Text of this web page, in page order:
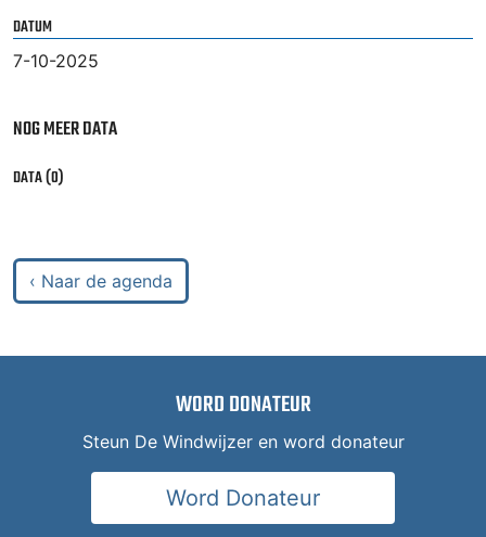
DATUM
7-10-2025
NOG MEER DATA
DATA (0)
‹ Naar de agenda
WORD DONATEUR
Steun De Windwijzer en word donateur
Word Donateur